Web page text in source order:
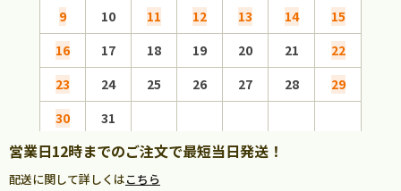
9
10 11 12 13 14
15
16
17 18 19 20 21
22
23
24 25 26 27 28
29
30
31
営業日12時までのご注文で最短当日発送！
配送に関して詳しくはこちら